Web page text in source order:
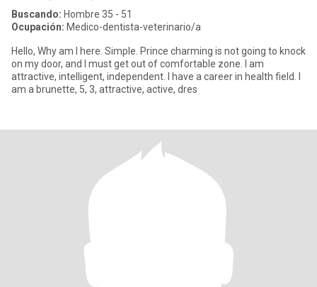
Buscando: Hombre 35 - 51
Ocupación: Medico-dentista-veterinario/a
Hello, Why am I here. Simple. Prince charming is not going to knock
on my door, and I must get out of comfortable zone. I am
attractive, intelligent, independent. I have a career in health field. I
am a brunette, 5, 3, attractive, active, dres